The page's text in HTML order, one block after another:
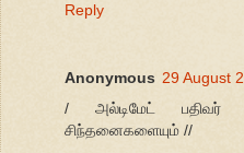
Reply
Anonymous 29 August
/ அல்டிமேட் பதிவர்
சிந்தனைகளையும் //